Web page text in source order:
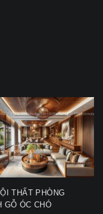
THẤT PHÒNG
GỖ ÓC CHÓ